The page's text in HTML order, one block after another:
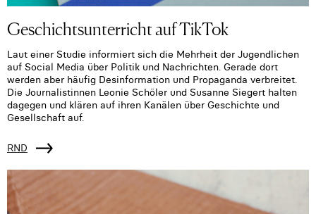
Geschichtsunterricht auf TikTok
Laut einer Studie informiert sich die Mehrheit der Jugendlichen
auf Social Media über Politik und Nachrichten. Gerade dort
werden aber häufig Desinformation und Propaganda verbreitet.
Die Journalistinnen Leonie Schöler und Susanne Siegert halten
dagegen und klären auf ihren Kanälen über Geschichte und
Gesellschaft auf.
RND